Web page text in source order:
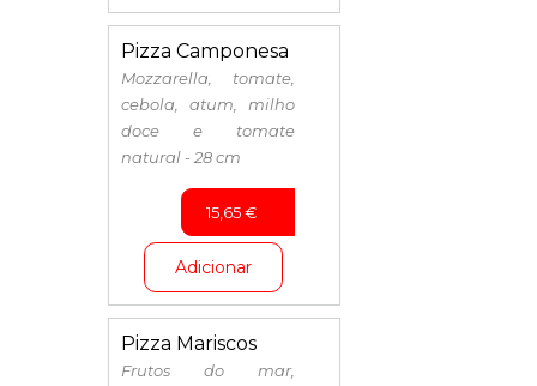
Pizza Camponesa
Mozzarella, tomate,
cebola, atum, milho
doce e tomate
natural - 28 cm
15,65€
Adicionar
Pizza Mariscos
Frutos do mar,